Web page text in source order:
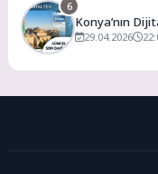
6
Konya’nın
Merkezi
29.04.2026